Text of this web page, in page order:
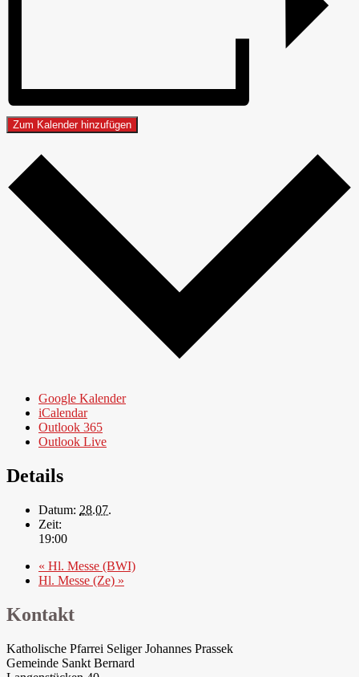
Zum Kalender hinzufügen
Google Kalender
iCalendar
Outlook 365
Outlook Live
Details
Datum: 28.07.
Zeit:
19:00
« Hl. Messe (BWI)
Hl. Messe (Ze) »
Kontakt
Katholische Pfarrei Seliger Johannes Prassek
Gemeinde Sankt Bernard